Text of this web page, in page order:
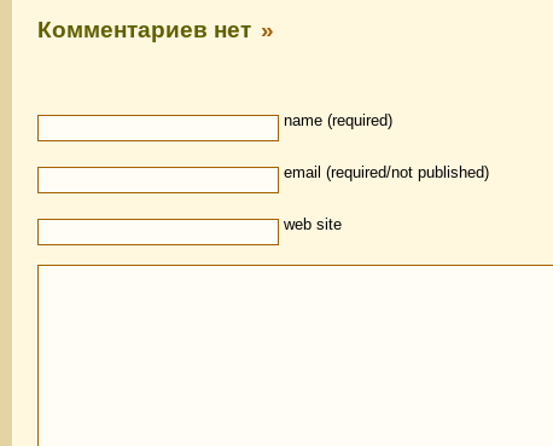
Комментариев нет »
name (required)
email (required/not published)
web site